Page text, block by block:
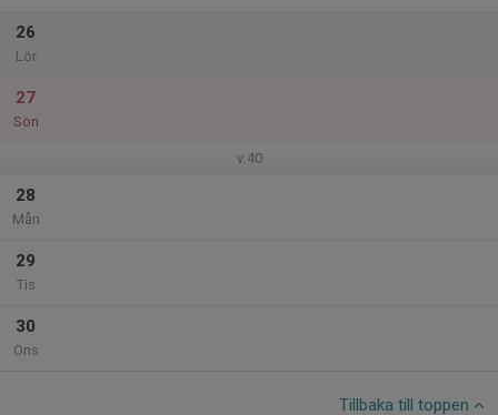
26
Lör
27
Sön
v.40
28
Mån
29
Tis
30
Ons
Tillbaka till toppen